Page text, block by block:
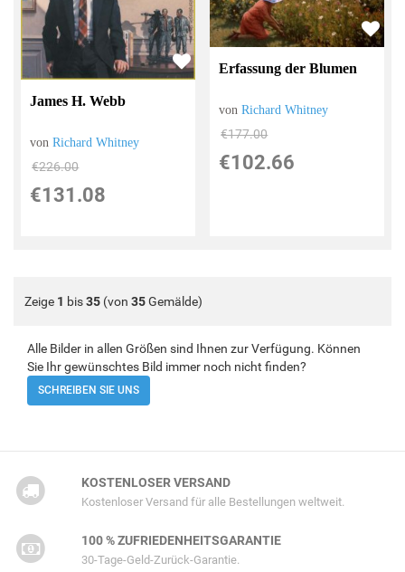
James H. Webb
vonRichard Whitney
€226.00
€131.08
Erfassung der Blumen
vonRichard Whitney
€177.00
€102.66
Zeige 1 bis35 (von 35Gemälde)
Alle Bilder in allen Größen sind Ihnen zur Verfügung. Können
Sie Ihr gewünschtes Bild immer noch nicht finden?
SCHREIBEN SIE UNS
KOSTENLOSER VERSAND
Kostenloser Versand für alle Bestellungen weltweit.
100 % ZUFRIEDENHEITSGARANTIE
30-Tage-Geld-Zurück-Garantie.